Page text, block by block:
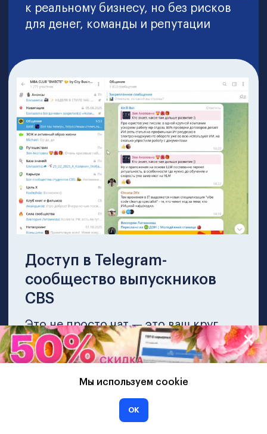
Мы используем cookie
ОК
Пакет “Standart”
Стандартный набор компетенций
Удостоверение о повышении
квалификации + международный
диплом.
Старт потока: 13 августа 2026
Курс по построению карьеры
управленческих решений (ИИ-
130 000 KGS
единым платежом
52 000 KGS 4 333 KGS/мес
на 12 месяцев без переплат
Руководитель
ЗАПИСАТЬСЯ НА ПРОГРАММУ